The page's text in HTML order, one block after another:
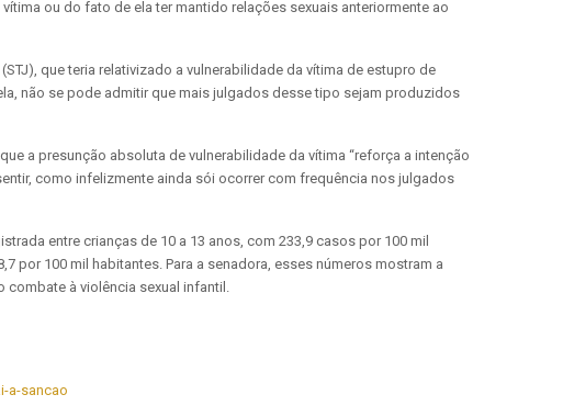
ou do fato de ela ter mantido relações sexuais anteriormente ao
que teria relativizado a vulnerabilidade da vítima de estupro de
não se pode admitir que mais julgados desse tipo sejam produzidos
a presunção absoluta de vulnerabilidade da vítima “reforça a intenção
como infelizmente ainda sói ocorrer com frequência nos julgados
entre crianças de 10 a 13 anos, com 233,9 casos por 100 mil
por 100 mil habitantes. Para a senadora, esses números mostram a
combate à violência sexual infantil.
a-sancao